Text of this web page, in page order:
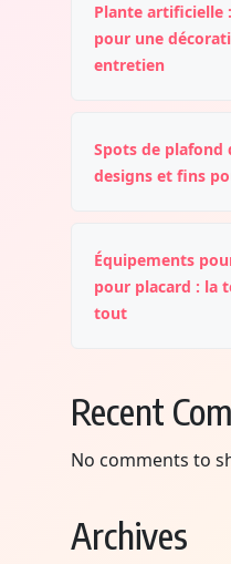
Plante artificielle
pour une
entretien
Spots de plafond
designs et fins
Équipements
pour placard : la
tout
Recent
No comments to
Archives